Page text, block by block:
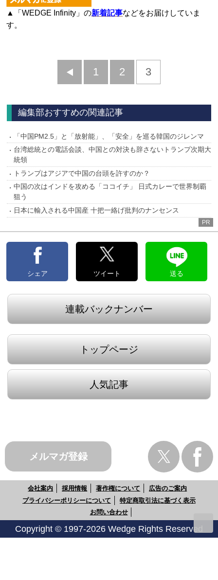
▲「WEDGE Infinity」の新着記事などをお届けしていま
す。
前
1 2 3
編集部おすすめの関連記事
「中国PM2.5」と「放射能」、「安全」を巡る韓国のジレンマ
台湾総統との電話会談、中国との対決も辞さないトランプ次期大
統領
トランプはアジアで中国の台頭を許すのか？
中国の次はインドを攻める「ココイチ」 日式カレーで世界制覇
狙う
日本に輸入される中国産 十把一絡げ批判のナンセンス
PR
シェア ツイート 送る
連載バックナンバー
トップページ
人気記事
メルマガ登録
会社案内 採用情報 著作権について
広告のご案内
プライバシーポリシーについて
特定商取引法に基づく表示
お問い合わせ
Copyright © 1997-2026 Wedge Rights Reserved